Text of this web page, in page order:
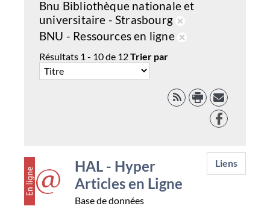
Retirer
de
la
recherche
courante
Bnu Bibliothèque nationale et
universitaire - Strasbourg
Retirer
courante
BNU - Ressources en ligne
recherche
courante
Résultats 1 - 10de 12Trier par
RSS
Facebook
HAL - Hyper
Articles en Ligne
Base de données
Liens